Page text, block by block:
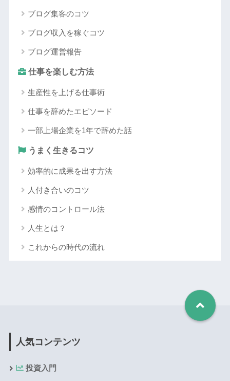
ブログ集客のコツ
ブログ収入を稼ぐコツ
ブログ運営報告
仕事を楽しむ方法
生産性を上げる仕事術
仕事を辞めたエピソード
一部上場企業を1年で辞めた話
うまく生きるコツ
効率的に成果を出す方法
人付き合いのコツ
感情のコントロール法
人生とは？
これからの時代の流れ
人気コンテンツ
投資入門